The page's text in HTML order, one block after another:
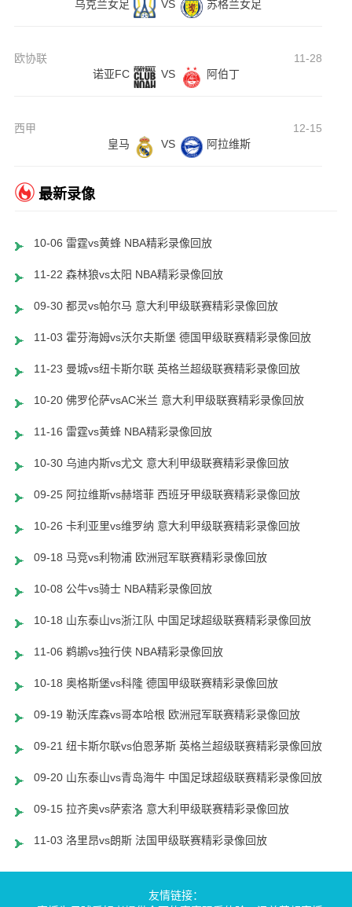
乌克兰女足
VS 苏格兰女足
欧协联
11-28
诺亚FC
VS 阿伯丁
西甲
12-15
皇马
VS 阿拉维斯
最新录像
10-06 雷霆vs黄蜂 NBA精彩录像回放
11-22 森林狼vs太阳 NBA精彩录像回放
09-30 都灵vs帕尔马 意大利甲级联赛精彩录像回放
11-03 霍芬海姆vs沃尔夫斯堡 德国甲级联赛精彩录像回放
11-23 曼城vs纽卡斯尔联 英格兰超级联赛精彩录像回放
10-20 佛罗伦萨vsAC米兰 意大利甲级联赛精彩录像回放
11-16 雷霆vs黄蜂 NBA精彩录像回放
10-30 乌迪内斯vs尤文 意大利甲级联赛精彩录像回放
09-25 阿拉维斯vs赫塔菲 西班牙甲级联赛精彩录像回放
10-26 卡利亚里vs维罗纳 意大利甲级联赛精彩录像回放
09-18 马竞vs利物浦 欧洲冠军联赛精彩录像回放
10-08 公牛vs骑士 NBA精彩录像回放
10-18 山东泰山vs浙江队 中国足球超级联赛精彩录像回放
11-06 鹈鹕vs独行侠 NBA精彩录像回放
10-18 奥格斯堡vs科隆 德国甲级联赛精彩录像回放
09-19 勒沃库森vs哥本哈根 欧洲冠军联赛精彩录像回放
09-21 纽卡斯尔联vs伯恩茅斯 英格兰超级联赛精彩录像回放
09-20 山东泰山vs青岛海牛 中国足球超级联赛精彩录像回放
09-15 拉齐奥vs萨索洛 意大利甲级联赛精彩录像回放
11-03 洛里昂vs朗斯 法国甲级联赛精彩录像回放
友情链接：